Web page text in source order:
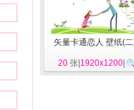
矢量卡通恋人 壁纸(
20 张| 1920x1200